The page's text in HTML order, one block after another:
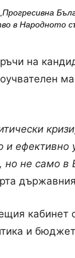
в Народното
на
и ефективно
но не само в
кабинет
и